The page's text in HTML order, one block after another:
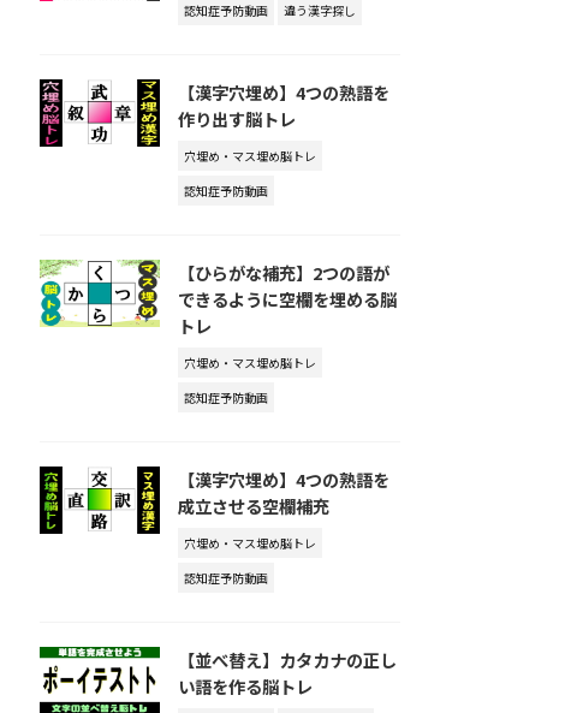
認知症予防動画 違う漢字探し
【漢字穴埋め】4つの熟語を
作り出す脳トレ
穴埋め・マス埋め脳トレ
認知症予防動画
【ひらがな補充】2つの語が
できるように空欄を埋める脳
トレ
穴埋め・マス埋め脳トレ
認知症予防動画
【漢字穴埋め】4つの熟語を
成立させる空欄補充
穴埋め・マス埋め脳トレ
認知症予防動画
【並べ替え】カタカナの正し
い語を作る脳トレ